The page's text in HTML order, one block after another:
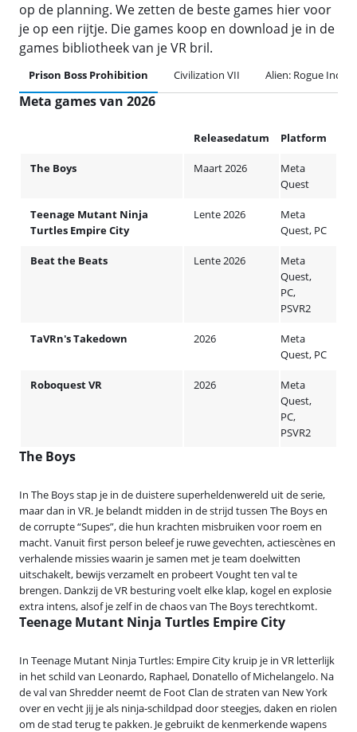
op de planning. We zetten de beste games hier voor
je op een rijtje. Die games koop en download je in de
games bibliotheek van je VR bril.
Prison Boss Prohibition Civilization VII Alien: Rogue
Meta games van 2026
Releasedatum Platform
The Boys Maart 2026
Meta
Quest
Teenage Mutant Ninja
Turtles Empire City
Lente 2026
Meta
Quest, PC
Beat the Beats Lente 2026
Meta
Quest,
PC,
PSVR2
TaVRn's Takedown 2026
Meta
Quest, PC
Roboquest VR 2026
Meta
Quest,
PC,
PSVR2
The Boys
In The Boys stap je in de duistere superheldenwereld uit de serie,
maar dan in VR. Je belandt midden in de strijd tussen The Boys en
de corrupte “Supes”, die hun krachten misbruiken voor roem en
macht. Vanuit first person beleef je ruwe gevechten, actiescènes en
verhalende missies waarin je samen met je team doelwitten
uitschakelt, bewijs verzamelt en probeert Vought ten val te
brengen. Dankzij de VR besturing voelt elke klap, kogel en explosie
extra intens, alsof je zelf in de chaos van The Boys terechtkomt.
Teenage Mutant Ninja Turtles Empire City
In Teenage Mutant Ninja Turtles: Empire City kruip je in VR letterlijk
in het schild van Leonardo, Raphael, Donatello of Michelangelo. Na
de val van Shredder neemt de Foot Clan de straten van New York
over en vecht jij je als ninja‑schildpad door steegjes, daken en riolen
om de stad terug te pakken. Je gebruikt de kenmerkende wapens